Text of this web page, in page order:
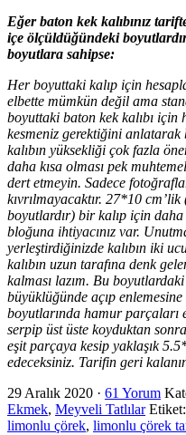
Eğer baton kek kalıbınız
içe ölçüldüğündeki
boyutlara sahipse:
Her boyuttaki kalıp için
elbette mümkün değil ama
boyuttaki baton kek kalıbı
kesmeniz gerektiğini
kalıbın yüksekliği çok fazla
daha kısa olması pek
dert etmeyin. Sadece
kıvrılmayacaktır. 27*10
boyutlardır) bir kalıp için
bloğuna ihtiyacınız var.
yerleştirdiğinizde kalıbın iki
kalıbın uzun tarafına denk
kalması lazım. Bu
büyüklüğünde açıp
boyutlarında hamur parçaları
serpip üst üste koyduktan
eşit parçaya kesip yaklaşık
edeceksiniz. Tarifin geri
29 Aralık 2020 · 61 Yorum
Ekmek, Meyveli Tatlılar Etiket:
limonlu çörek, limonlu çörek